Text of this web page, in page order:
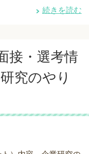
続きを読む
接・選考情
究のやり